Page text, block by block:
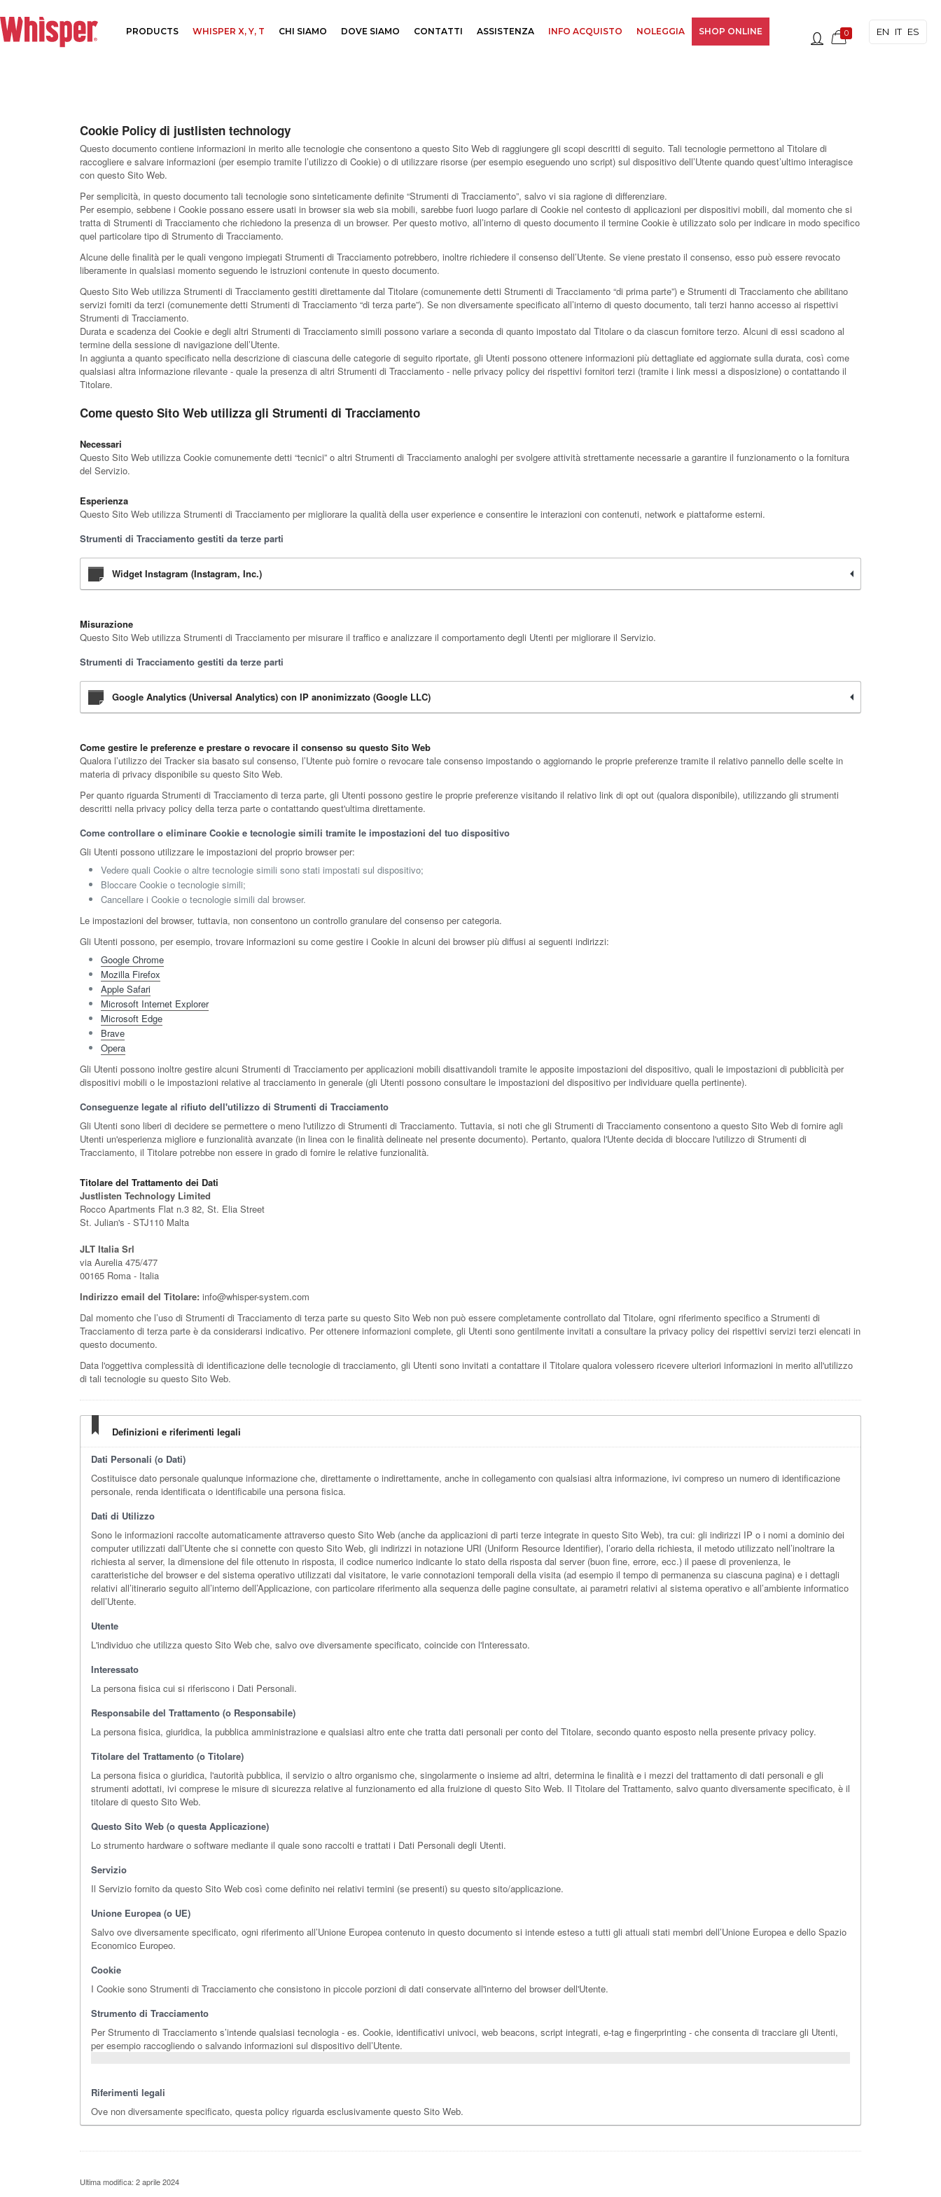
PRODUCTS WHISPER X, Y, T CHI SIAMO DOVE SIAMO CONTATTI ASSISTENZA INFO ACQUISTO NOLEGGIA SHOP ONLINE 0 EN IT ES
Cookie Policy di justlisten technology
Questo documento contiene informazioni in merito alle tecnologie che consentono a questo Sito Web di raggiungere gli scopi descritti di seguito. Tali tecnologie permettono al Titolare di
raccogliere e salvare informazioni (per esempio tramite l’utilizzo di Cookie) o di utilizzare risorse (per esempio eseguendo uno script) sul dispositivo dell’Utente quando quest’ultimo interagisce
con questo Sito Web.
Per semplicità, in questo documento tali tecnologie sono sinteticamente definite “Strumenti di Tracciamento”, salvo vi sia ragione di differenziare.
Per esempio, sebbene i Cookie possano essere usati in browser sia web sia mobili, sarebbe fuori luogo parlare di Cookie nel contesto di applicazioni per dispositivi mobili, dal momento che si
tratta di Strumenti di Tracciamento che richiedono la presenza di un browser. Per questo motivo, all’interno di questo documento il termine Cookie è utilizzato solo per indicare in modo specifico
quel particolare tipo di Strumento di Tracciamento.
Alcune delle finalità per le quali vengono impiegati Strumenti di Tracciamento potrebbero, inoltre richiedere il consenso dell’Utente. Se viene prestato il consenso, esso può essere revocato
liberamente in qualsiasi momento seguendo le istruzioni contenute in questo documento.
Questo Sito Web utilizza Strumenti di Tracciamento gestiti direttamente dal Titolare (comunemente detti Strumenti di Tracciamento “di prima parte”) e Strumenti di Tracciamento che abilitano
servizi forniti da terzi (comunemente detti Strumenti di Tracciamento “di terza parte”). Se non diversamente specificato all’interno di questo documento, tali terzi hanno accesso ai rispettivi
Strumenti di Tracciamento.
Durata e scadenza dei Cookie e degli altri Strumenti di Tracciamento simili possono variare a seconda di quanto impostato dal Titolare o da ciascun fornitore terzo. Alcuni di essi scadono al
termine della sessione di navigazione dell’Utente.
In aggiunta a quanto specificato nella descrizione di ciascuna delle categorie di seguito riportate, gli Utenti possono ottenere informazioni più dettagliate ed aggiornate sulla durata, così come
qualsiasi altra informazione rilevante - quale la presenza di altri Strumenti di Tracciamento - nelle privacy policy dei rispettivi fornitori terzi (tramite i link messi a disposizione) o contattando il
Titolare.
Come questo Sito Web utilizza gli Strumenti di Tracciamento
Necessari
Questo Sito Web utilizza Cookie comunemente detti “tecnici” o altri Strumenti di Tracciamento analoghi per svolgere attività strettamente necessarie a garantire il funzionamento o la fornitura
del Servizio.
Esperienza
Questo Sito Web utilizza Strumenti di Tracciamento per migliorare la qualità della user experience e consentire le interazioni con contenuti, network e piattaforme esterni.
Strumenti di Tracciamento gestiti da terze parti
Widget Instagram (Instagram, Inc.)
Misurazione
Questo Sito Web utilizza Strumenti di Tracciamento per misurare il traffico e analizzare il comportamento degli Utenti per migliorare il Servizio.
Strumenti di Tracciamento gestiti da terze parti
Google Analytics (Universal Analytics) con IP anonimizzato (Google LLC)
Come gestire le preferenze e prestare o revocare il consenso su questo Sito Web
Qualora l’utilizzo dei Tracker sia basato sul consenso, l’Utente può fornire o revocare tale consenso impostando o aggiornando le proprie preferenze tramite il relativo pannello delle scelte in
materia di privacy disponibile su questo Sito Web.
Per quanto riguarda Strumenti di Tracciamento di terza parte, gli Utenti possono gestire le proprie preferenze visitando il relativo link di opt out (qualora disponibile), utilizzando gli strumenti
descritti nella privacy policy della terza parte o contattando quest'ultima direttamente.
Come controllare o eliminare Cookie e tecnologie simili tramite le impostazioni del tuo dispositivo
Gli Utenti possono utilizzare le impostazioni del proprio browser per:
Vedere quali Cookie o altre tecnologie simili sono stati impostati sul dispositivo;
Bloccare Cookie o tecnologie simili;
Cancellare i Cookie o tecnologie simili dal browser.
Le impostazioni del browser, tuttavia, non consentono un controllo granulare del consenso per categoria.
Gli Utenti possono, per esempio, trovare informazioni su come gestire i Cookie in alcuni dei browser più diffusi ai seguenti indirizzi:
Google Chrome
Mozilla Firefox
Apple Safari
Microsoft Internet Explorer
Microsoft Edge
Brave
Opera
Gli Utenti possono inoltre gestire alcuni Strumenti di Tracciamento per applicazioni mobili disattivandoli tramite le apposite impostazioni del dispositivo, quali le impostazioni di pubblicità per
dispositivi mobili o le impostazioni relative al tracciamento in generale (gli Utenti possono consultare le impostazioni del dispositivo per individuare quella pertinente).
Conseguenze legate al rifiuto dell'utilizzo di Strumenti di Tracciamento
Gli Utenti sono liberi di decidere se permettere o meno l'utilizzo di Strumenti di Tracciamento. Tuttavia, si noti che gli Strumenti di Tracciamento consentono a questo Sito Web di fornire agli
Utenti un'esperienza migliore e funzionalità avanzate (in linea con le finalità delineate nel presente documento). Pertanto, qualora l'Utente decida di bloccare l'utilizzo di Strumenti di
Tracciamento, il Titolare potrebbe non essere in grado di fornire le relative funzionalità.
Titolare del Trattamento dei Dati
Justlisten Technology Limited
Rocco Apartments Flat n.3 82, St. Elia Street
St. Julian's - STJ110 Malta
JLT Italia Srl
via Aurelia 475/477
00165 Roma - Italia
Indirizzo email del Titolare: info@whisper-system.com
Dal momento che l’uso di Strumenti di Tracciamento di terza parte su questo Sito Web non può essere completamente controllato dal Titolare, ogni riferimento specifico a Strumenti di
Tracciamento di terza parte è da considerarsi indicativo. Per ottenere informazioni complete, gli Utenti sono gentilmente invitati a consultare la privacy policy dei rispettivi servizi terzi elencati in
questo documento.
Data l'oggettiva complessità di identificazione delle tecnologie di tracciamento, gli Utenti sono invitati a contattare il Titolare qualora volessero ricevere ulteriori informazioni in merito all'utilizzo
di tali tecnologie su questo Sito Web.
Definizioni e riferimenti legali
Dati Personali (o Dati)
Costituisce dato personale qualunque informazione che, direttamente o indirettamente, anche in collegamento con qualsiasi altra informazione, ivi compreso un numero di identificazione
personale, renda identificata o identificabile una persona fisica.
Dati di Utilizzo
Sono le informazioni raccolte automaticamente attraverso questo Sito Web (anche da applicazioni di parti terze integrate in questo Sito Web), tra cui: gli indirizzi IP o i nomi a dominio dei
computer utilizzati dall’Utente che si connette con questo Sito Web, gli indirizzi in notazione URI (Uniform Resource Identifier), l’orario della richiesta, il metodo utilizzato nell’inoltrare la
richiesta al server, la dimensione del file ottenuto in risposta, il codice numerico indicante lo stato della risposta dal server (buon fine, errore, ecc.) il paese di provenienza, le
caratteristiche del browser e del sistema operativo utilizzati dal visitatore, le varie connotazioni temporali della visita (ad esempio il tempo di permanenza su ciascuna pagina) e i dettagli
relativi all’itinerario seguito all’interno dell’Applicazione, con particolare riferimento alla sequenza delle pagine consultate, ai parametri relativi al sistema operativo e all’ambiente informatico
dell’Utente.
Utente
L'individuo che utilizza questo Sito Web che, salvo ove diversamente specificato, coincide con l'Interessato.
Interessato
La persona fisica cui si riferiscono i Dati Personali.
Responsabile del Trattamento (o Responsabile)
La persona fisica, giuridica, la pubblica amministrazione e qualsiasi altro ente che tratta dati personali per conto del Titolare, secondo quanto esposto nella presente privacy policy.
Titolare del Trattamento (o Titolare)
La persona fisica o giuridica, l'autorità pubblica, il servizio o altro organismo che, singolarmente o insieme ad altri, determina le finalità e i mezzi del trattamento di dati personali e gli
strumenti adottati, ivi comprese le misure di sicurezza relative al funzionamento ed alla fruizione di questo Sito Web. Il Titolare del Trattamento, salvo quanto diversamente specificato, è il
titolare di questo Sito Web.
Questo Sito Web (o questa Applicazione)
Lo strumento hardware o software mediante il quale sono raccolti e trattati i Dati Personali degli Utenti.
Servizio
Il Servizio fornito da questo Sito Web così come definito nei relativi termini (se presenti) su questo sito/applicazione.
Unione Europea (o UE)
Salvo ove diversamente specificato, ogni riferimento all’Unione Europea contenuto in questo documento si intende esteso a tutti gli attuali stati membri dell’Unione Europea e dello Spazio
Economico Europeo.
Cookie
I Cookie sono Strumenti di Tracciamento che consistono in piccole porzioni di dati conservate all'interno del browser dell'Utente.
Strumento di Tracciamento
Per Strumento di Tracciamento s’intende qualsiasi tecnologia - es. Cookie, identificativi univoci, web beacons, script integrati, e-tag e fingerprinting - che consenta di tracciare gli Utenti,
per esempio raccogliendo o salvando informazioni sul dispositivo dell’Utente.
Riferimenti legali
Ove non diversamente specificato, questa policy riguarda esclusivamente questo Sito Web.
Ultima modifica: 2 aprile 2024